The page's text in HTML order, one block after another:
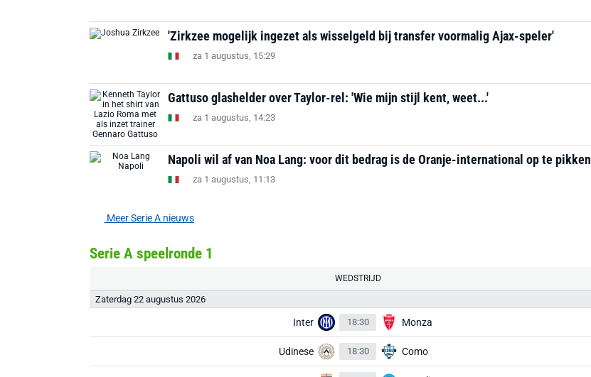
'Zirkzee mogelijk ingezet als wisselgeld bij transfer voormalig Ajax-speler'
za 1 augustus, 15:29
Gattuso glashelder over Taylor-rel: 'Wie mijn stijl kent, weet...'
za 1 augustus, 14:23
Napoli wil af van Noa Lang: voor dit bedrag is de Oranje-international op te pikken
za 1 augustus, 11:13
Meer Serie A nieuws
Serie A speelronde 1
WEDSTRIJD
Zaterdag 22 augustus 2026
Inter 18:30 Monza
Udinese 18:30 Como